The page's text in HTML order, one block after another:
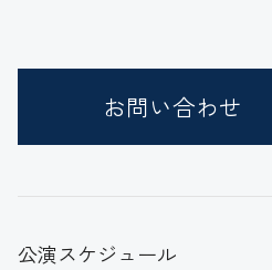
お問い合わせ
公演スケジュール